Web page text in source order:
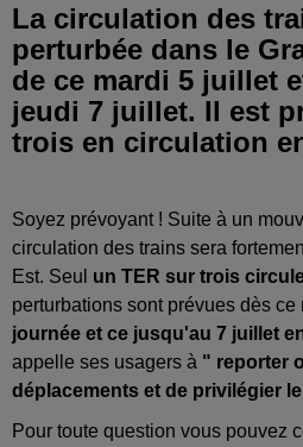
La circulation des
perturbée dans le
de ce mardi 5 juillet
jeudi 7 juillet. Il est
trois en circulation
Soyez prévoyant ! Suite à un
circulation des trains sera
Est. Seul un TER sur trois
perturbations sont prévues dès ce
journée et ce jusqu'au 7 juillet
appelle ses usagers à " reporter
déplacements et de privilégier
Pour toute question vous pouvez